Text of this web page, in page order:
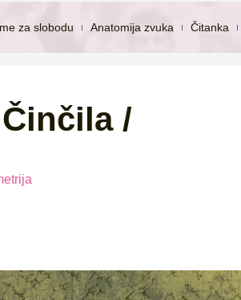
za slobodu Anatomija zvuka Čitanka
/